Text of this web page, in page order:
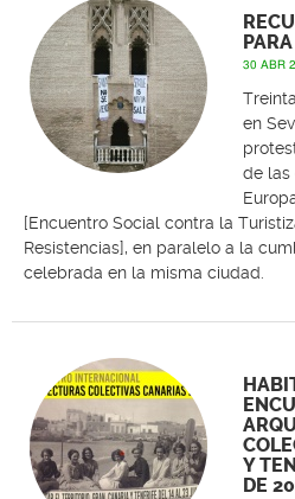
30 ABR
en
de las
[Encuentro Social contra la
Resistencias], en paralelo a la
celebrada en la misma ciudad.
Y
DE